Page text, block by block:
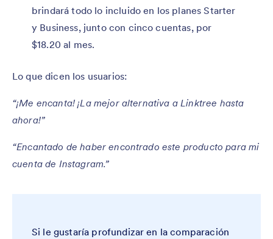
brindará todo lo incluido en los planes Starter
y Business, junto con cinco cuentas, por
$18.20 al mes.
Lo que dicen los usuarios:
“¡Me encanta! ¡La mejor alternativa a Linktree hasta
ahora!”
“Encantado de haber encontrado este producto para mi
cuenta de Instagram.”
Si le gustaría profundizar en la comparación